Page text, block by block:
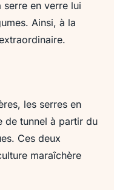
serre en verre lui
Ainsi, à la
les serres en
de tunnel à partir du
Ces deux
maraîchère